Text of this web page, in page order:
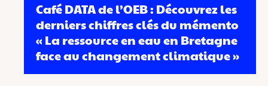
Café DATA de l’OEB : Découvrez les
derniers chiffres clés du mémento
« La ressource en eau en Bretagne
face au changement climatique »